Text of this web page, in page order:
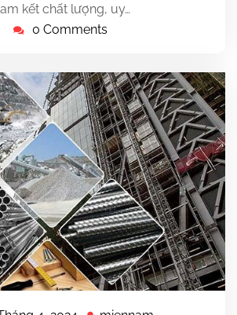
kết chất lượng, uy…
0 Comments